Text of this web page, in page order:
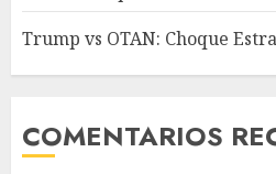
Trump vs OTAN: Choque
COMENTARIOS